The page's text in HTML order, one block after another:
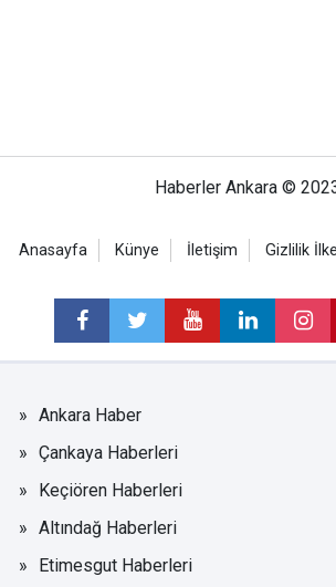
Haberler Ankara ©
Anasayfa Künye İletişim Gizlilik
Ankara Haber
Çankaya Haberleri
Keçiören Haberleri
Altındağ Haberleri
Etimesgut Haberleri